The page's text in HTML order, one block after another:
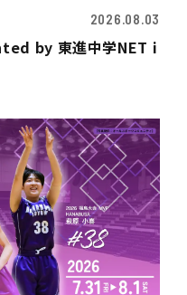
2026.08.03
by 東進中学NET i